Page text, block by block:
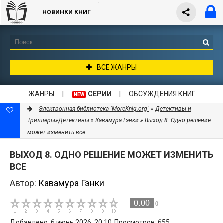
НОВИНКИ КНИГ
ВСЕ ЖАНРЫ
ЖАНРЫ NEW СЕРИИ ОБСУЖДЕНИЯ КНИГ
Электронная библиотека "MoreKnig.org" »Детективы и
Триллеры»Детективы » Кавамура Гэнки » Выход 8. Одно решение
может изменить все
ВЫХОД 8. ОДНО РЕШЕНИЕ МОЖЕТ ИЗМЕНИТЬ
ВСЕ
Автор: Кавамура Гэнки
0.00 0